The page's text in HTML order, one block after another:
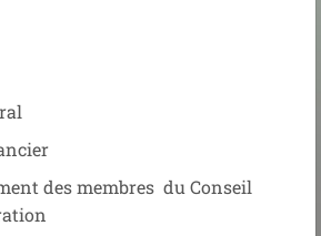
des membres du Conseil